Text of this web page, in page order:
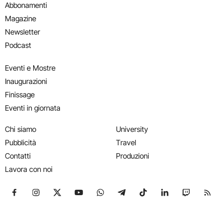
Abbonamenti
Magazine
Newsletter
Podcast
Eventi e Mostre
Inaugurazioni
Finissage
Eventi in giornata
Chi siamo
Pubblicità
Contatti
Lavora con noi
University
Travel
Produzioni
Seguici su Facebook
Seguici su Instagram
Seguici su X
Seguici su YouTube
Seguici su WhatsApp
Seguici su Telegram
Seguici su TikTok
Seguici su
Seguici